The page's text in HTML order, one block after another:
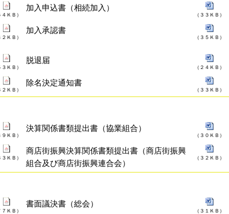
４ＫＢ）
加入申込書（相続加入）
（３３ＫＢ）
２ＫＢ）
加入承認書
（３５ＫＢ）
３ＫＢ）
脱退届
（２４ＫＢ）
２ＫＢ）
除名決定通知書
（３３ＫＢ）
９ＫＢ）
決算関係書類提出書（協業組合）
（３０ＫＢ）
３ＫＢ）
商店街振興決算関係書類提出書（商店街振興
組合及び商店街振興連合会）
（３２ＫＢ）
７ＫＢ）
書面議決書（総会）
（３１ＫＢ）